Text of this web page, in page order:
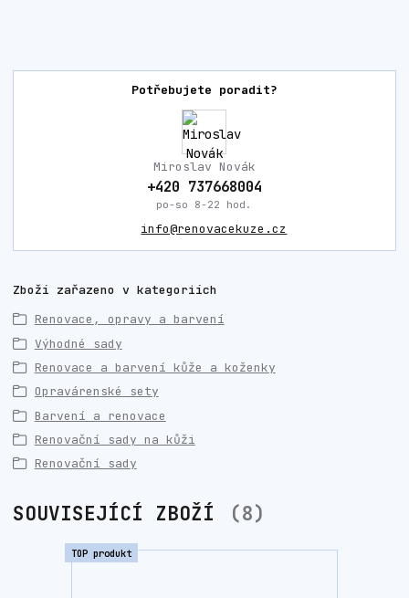
Potřebujete poradit?
Miroslav Novák
+420 737668004
po-so 8-22 hod.
info@renovacekuze.cz
Zboží zařazeno v kategoriích
Renovace, opravy a barvení
Výhodné sady
Renovace a barvení kůže a koženky
Opravárenské sety
Barvení a renovace
Renovační sady na kůži
Renovační sady
SOUVISEJÍCÍ ZBOŽÍ 8
TOP produkt